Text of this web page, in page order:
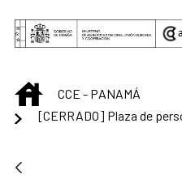
Saltar al contenido principal
INICIOCCE - PANAMÁ